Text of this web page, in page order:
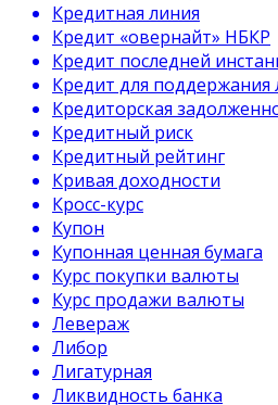
Кредитная линия
Кредит «овернайт» НБКР
Кредит последней
Кредит для поддержания
Кредиторская
Кредитный риск
Кредитный рейтинг
Кривая доходности
Кросс-курс
Купон
Купонная ценная бумага
Курс покупки валюты
Курс продажи валюты
Левераж
Либор
Лигатурная
Ликвидность банка